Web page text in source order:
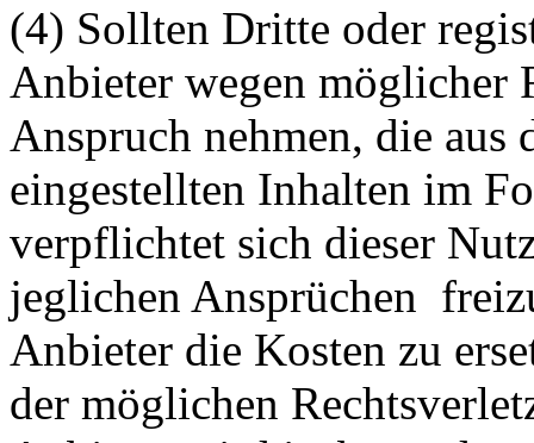
(4) Sollten Dritte oder
Anbieter wegen möglicher
Anspruch nehmen, die aus
eingestellten Inhalten im
verpflichtet sich dieser
jeglichen Ansprüchen
Anbieter die Kosten zu
der möglichen